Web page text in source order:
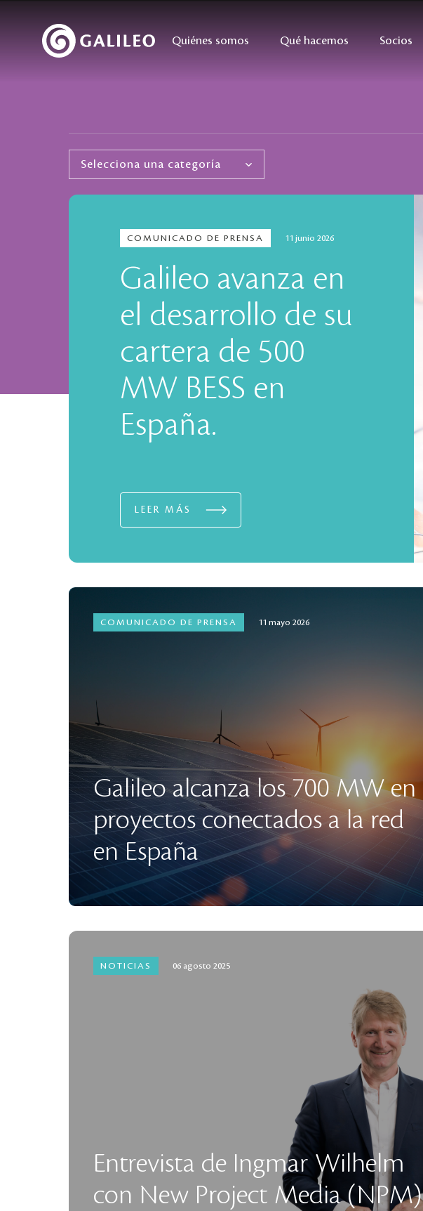
Quiénes somos Qué hacemos Socios
COMUNICADO DE PRENSA 11 junio 2026
Galileo avanza en
el desarrollo de su
cartera de 500
MW BESS en
España.
LEER MÁS
COMUNICADO DE PRENSA 11 mayo 2026
Galileo alcanza los 700 MW en
proyectos conectados a la red
en España
NOTICIAS 06 agosto 2025
Entrevista de Ingmar Wilhelm
con New Project Media (NPM)